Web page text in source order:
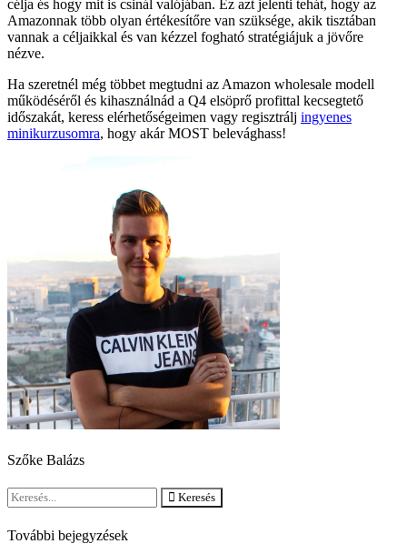
célja és hogy mit is csinál valójában. Ez azt jelenti tehát, hogy az
Amazonnak több olyan értékesítőre van szüksége, akik tisztában
vannak a céljaikkal és van kézzel fogható stratégiájuk a jövőre
nézve.
Ha szeretnél még többet megtudni az Amazon wholesale modell
működéséről és kihasználnád a Q4 elsöprő profittal kecsegtető
időszakát, keress elérhetőségeimen vagy regisztrálj ingyenes
minikurzusomra, hogy akár MOST belevághass!
Szőke Balázs
Keresés
További bejegyzések